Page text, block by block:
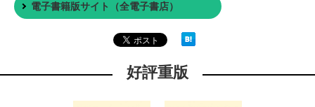
電子書籍版サイト（全電子書店）
好評重版